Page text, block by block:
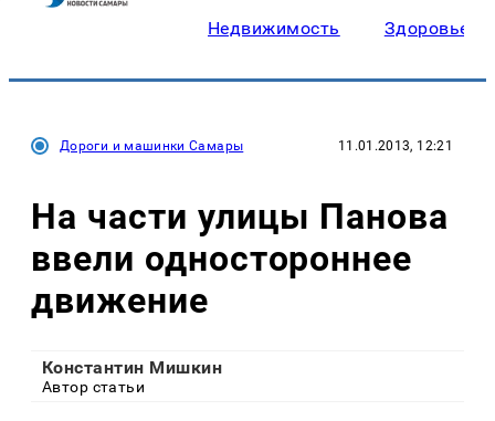
Недвижимость Здоровье
Дороги и машинки Самары 11.01.2013, 12:21
На части улицы Панова
ввели одностороннее
движение
Константин Мишкин
Автор статьи